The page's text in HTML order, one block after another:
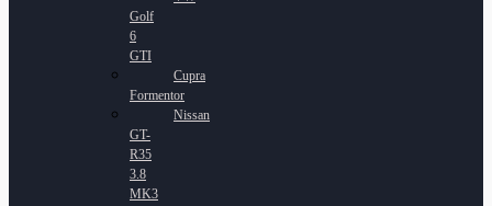
Golf
6
GTI
Cupra
Formentor
Nissan
GT-
R35
3.8
MK3